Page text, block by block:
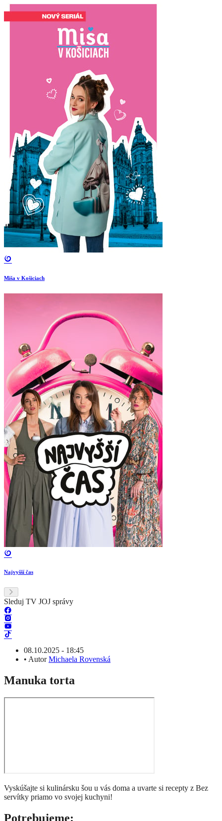
Miša v Košiciach
Najvyšší čas
Sleduj TV JOJ správy
08.10.2025 - 18:45
• AutorMichaela Rovenská
Manuka torta
Vyskúšajte si kulinársku šou u vás doma a uvarte si recepty z Bez
servítky priamo vo svojej kuchyni!
Potrebujeme: